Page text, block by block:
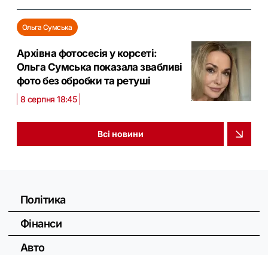
Ольга Сумська
Архівна фотосесія у корсеті:
Ольга Сумська показала звабливі
фото без обробки та ретуші
8 серпня 18:45
Всі новини
Політика
Фінанси
Авто